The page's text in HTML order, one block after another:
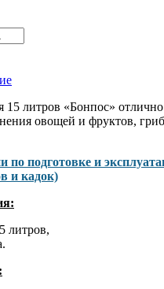
15 литров «Бонпос»
овощей и фруктов,
по подготовке и
и кадок)
литров,